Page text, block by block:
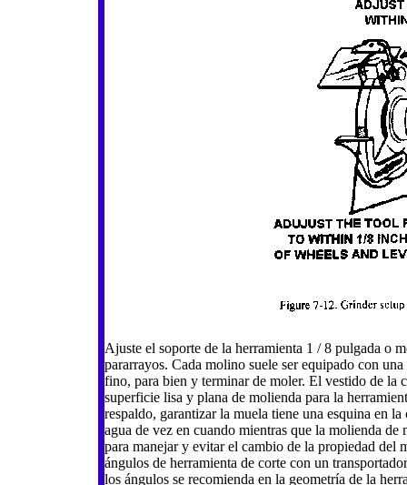
Ajuste el soporte de la herramienta 1 / 8 pulgada o
pararrayos. Cada molino suele ser equipado con
fino, para bien y terminar de moler. El vestido de la
superficie lisa y plana de molienda para la
respaldo, garantizar la muela tiene una esquina en
agua de vez en cuando mientras que la molienda
para manejar y evitar el cambio de la propiedad del
ángulos de herramienta de corte con un
los ángulos se recomienda en la geometría de la